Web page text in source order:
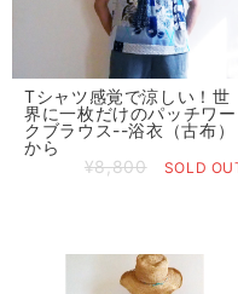
Tシャツ感覚で涼しい！世
界に一枚だけのパッチワー
クブラウス--浴衣（古布）
から
¥8,800
SOLD